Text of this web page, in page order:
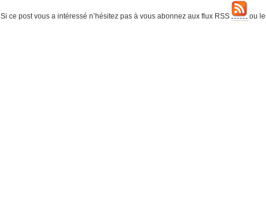
Si ce post vous a intéressé n’hésitez pas à vous abonnez aux flux RSS ou